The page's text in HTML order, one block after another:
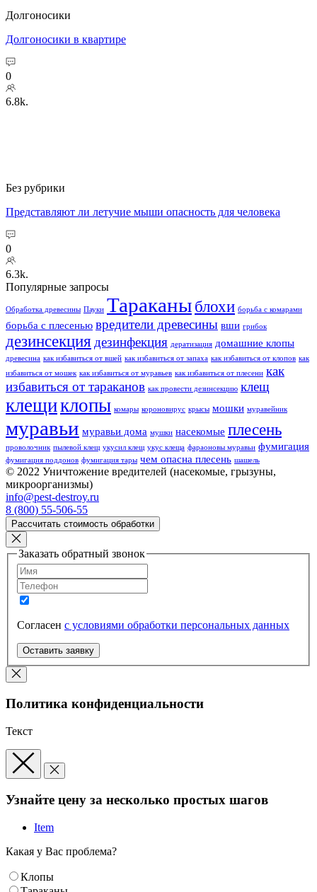
Долгоносики
Долгоносики в квартире
0
6.8k.
Без рубрики
Представляют ли летучие мыши опасность для человека
0
6.3k.
Популярные запросы
Обработка древесины Пауки Тараканы блохи борьба с комарами
борьба с плесенью вредители древесины вши грибок
дезинсекция дезинфекция дератизация домашние клопы
древесина как избавиться от вшей как избавиться от запаха как избавиться от клопов как
избавиться от мошек как избавиться от муравьев как избавиться от плесени как
избавиться от тараканов как провести дезинсекцию клещ
клещиклопы комары короновирус крысы мошки муравейник
муравьи муравьи дома мушки насекомые плесень
проволочник пылевой клещ укусил клещ укус клеща фараоновы муравьи фумигация
фумигация поддонов фумигация тары чем опасна плесень шашель
© 2022 Уничтожение вредителей (насекомые, грызуны,
микроорганизмы)
info@pest-destroy.ru
8 (800) 55-506-55
Рассчитать стоимость обработки
Заказать обратный звонок
Согласен с условиями обработки персональных данных
Оставить заявку
Политика конфиденциальности
Текст
Узнайте цену за несколько простых шагов
Item
Какая у Вас проблема?
Клопы